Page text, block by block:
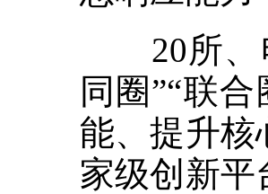
20所、电
同圈”“联
能、提升核
家级创新